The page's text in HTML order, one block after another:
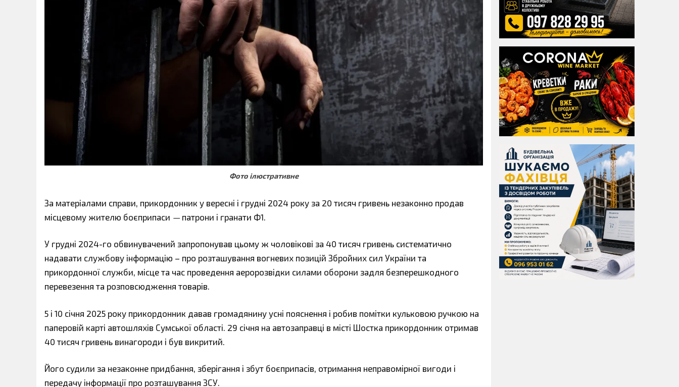
Фото ілюстративне
За матеріалами справи, прикордонник у вересні і грудні 2024 року за 20 тисяч гривень незаконно продав
місцевому жителю боєприпаси —патрони і гранати Ф1.
У грудні 2024-го обвинувачений запропонував цьому ж чоловікові за 40 тисяч гривень систематично
надавати службову інформацію – про розташування вогневих позицій Збройних сил України та
прикордонної служби, місце та час проведення аеророзвідки силами оборони задля безперешкодного
перевезення та розповсюдження товарів.
5 і 10 січня 2025 року прикордонник давав громадянину усні пояснення і робив помітки кульковою ручкою на
паперовій карті автошляхів Сумської області. 29 січня на автозаправці в місті Шостка прикордонник отримав
40 тисяч гривень винагороди і був викритий.
Його судили за незаконне придбання, зберігання і збут боєприпасів, отримання неправомірної вигоди і
передачу інформації про розташування ЗСУ.